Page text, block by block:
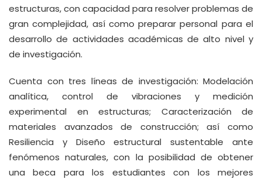
estructuras, con capacidad para resolver problemas de
gran complejidad, así como preparar personal para el
desarrollo de actividades académicas de alto nivel y
de investigación.
Cuenta con tres líneas de investigación: Modelación
analítica, control de vibraciones y medición
experimental en estructuras; Caracterización de
materiales avanzados de construcción; así como
Resiliencia y Diseño estructural sustentable ante
fenómenos naturales, con la posibilidad de obtener
una beca para los estudiantes con los mejores